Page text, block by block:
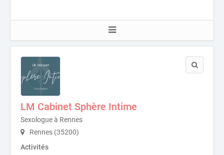
LM Cabinet Sphère Intime
Sexologue à Rennes
Rennes (35200)
Activités